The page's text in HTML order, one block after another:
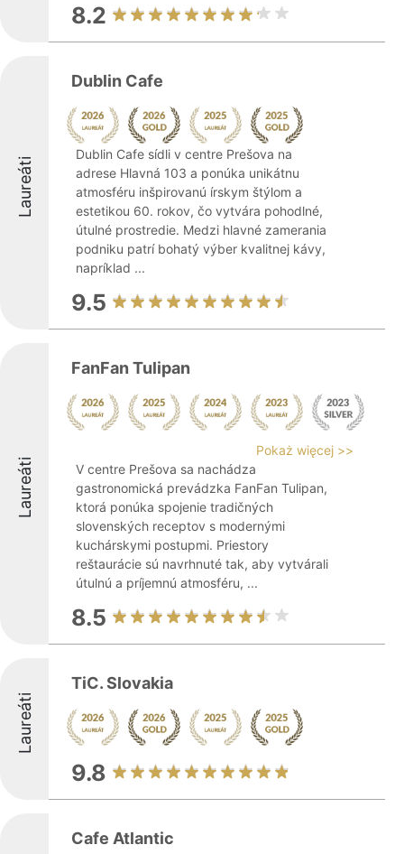
8.2
Laureáti
Dublin Cafe
Dublin Cafe sídli v centre Prešova na
adrese Hlavná 103 a ponúka unikátnu
atmosféru inšpirovanú írskym štýlom a
estetikou 60. rokov, čo vytvára pohodlné,
útulné prostredie. Medzi hlavné zamerania
podniku patrí bohatý výber kvalitnej kávy,
napríklad ...
9.5
Laureáti
FanFan Tulipan
Pokaż więcej >>
V centre Prešova sa nachádza
gastronomická prevádzka FanFan Tulipan,
ktorá ponúka spojenie tradičných
slovenských receptov s modernými
kuchárskymi postupmi. Priestory
reštaurácie sú navrhnuté tak, aby vytvárali
útulnú a príjemnú atmosféru, ...
8.5
Laureáti
TiC. Slovakia
9.8
Cafe Atlantic